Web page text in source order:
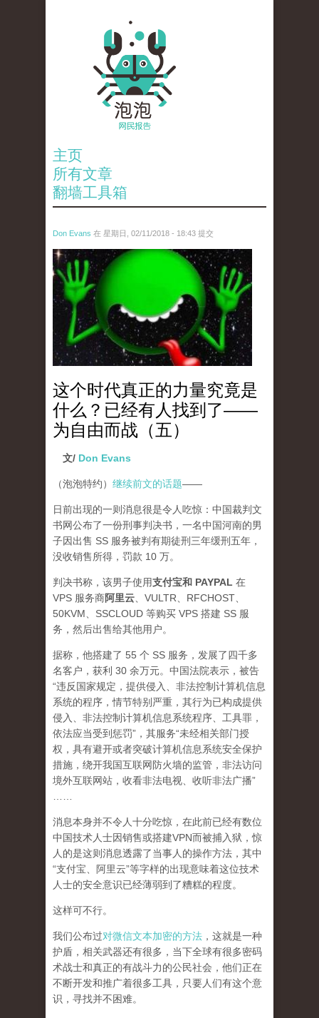
主页
所有文章
翻墙工具箱
Don Evans 在 星期日, 02/11/2018 - 18:43 提交
wechatimg1429.jpeg
这个时代真正的力量究竟是
什么？已经有人找到了——
为自由而战（五）
文/ Don Evans
（泡泡特约） 继续前文的话题——
日前出现的一则消息很是令人吃惊：中国裁判文
书网公布了一份刑事判决书，一名中国河南的男
子因出售 SS 服务被判有期徒刑三年缓刑五年，
没收销售所得，罚款 10 万。
判决书称，该男子使用支付宝和 PAYPAL 在
VPS 服务商阿里云 、VULTR、RFCHOST、
50KVM、SSCLOUD 等购买 VPS 搭建 SS 服
务，然后出售给其他用户。
据称，他搭建了 55 个 SS 服务，发展了四千多
名客户，获利 30 余万元。中国法院表示，被告
“违反国家规定，提供侵入、非法控制计算机信息
系统的程序，情节特别严重，其行为已构成提供
侵入、非法控制计算机信息系统程序、工具罪，
依法应当受到惩罚”，其服务“未经相关部门授
权，具有避开或者突破计算机信息系统安全保护
措施，绕开我国互联网防火墙的监管，非法访问
境外互联网站，收看非法电视、收听非法广播”
消息本身并不令人十分吃惊，在此前已经有数位
中国技术人士因销售或搭建VPN而被捕入狱，惊
人的是这则消息透露了当事人的操作方法，其中
“支付宝、阿里云”等字样的出现意味着这位技术
人士的安全意识已经薄弱到了糟糕的程度。
这样可不行。
我们公布过对微信文本加密的方法 ，这就是一种
护盾，相关武器还有很多，当下全球有很多密码
术战士和真正的有战斗力的公民社会，他们正在
不断开发和推广着很多工具，只要人们有这个意
识，寻找并不困难。